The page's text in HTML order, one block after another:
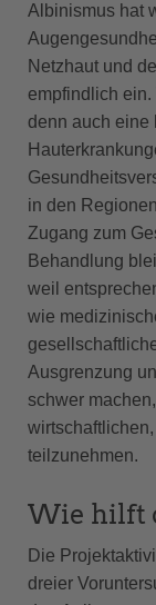
Albinismus hat
Netzhaut und
empfindlich
denn auch eine
in den
Zugang zum
Behandlung
weil
wie
Ausgrenzung
schwer
teilzunehmen.
Wie hilft
Die
dreier